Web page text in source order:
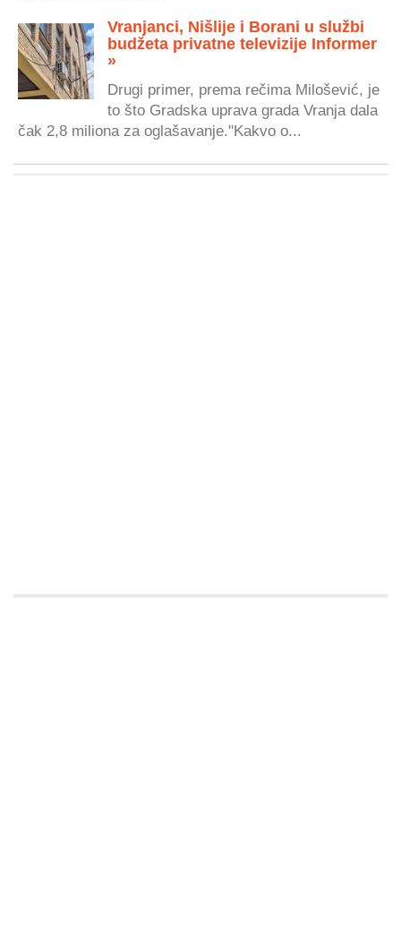
Vranjanci, Nišlije i Borani u službi
budžeta privatne televizije Informer
»
Drugi primer, prema rečima Milošević, je
to što Gradska uprava grada Vranja dala
čak 2,8 miliona za oglašavanje."Kakvo o...